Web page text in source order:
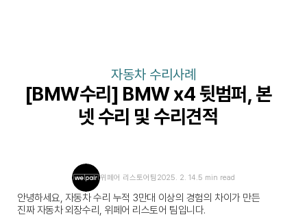
자동차 수리사례
[BMW수리] BMW x4 뒷범퍼, 본
넷 수리 및 수리견적
위페어 리스토어팀 2025. 2. 14. 5 min read
안녕하세요, 자동차 수리 누적 3만대 이상의 경험의 차이가 만든
진짜 자동차 외장수리, 위페어 리스토어 팀입니다.